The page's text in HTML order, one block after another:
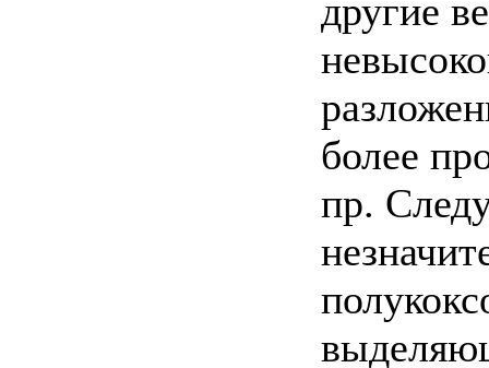
другие
более
пр.